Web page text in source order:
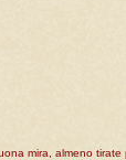
mira, almeno tirate